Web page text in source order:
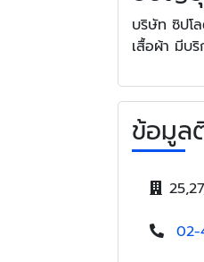
บริษัท ซิปโ
เสื้อผ้า มีบ
ข้อมูล
02-